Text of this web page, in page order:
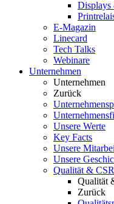
Displays
E-Magazin
Linecard
Tech Talks
Webinare
Unternehmen
Unternehmen
Zurück
Unsere Werte
Key Facts
Unsere
Unsere
Qualität & CSR
Qualität
Zurück